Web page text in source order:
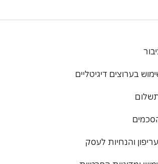
בערוצים דיגיטליים
והנחיות לעסק